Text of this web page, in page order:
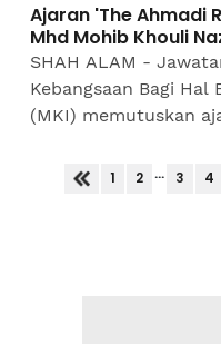
Ajaran 'The Ahmadi
Mhd Mohib Khouli
SHAH ALAM -
Kebangsaan Bagi Hal
(MKI) memutuskan
adalah...
1 2 ... 3 4